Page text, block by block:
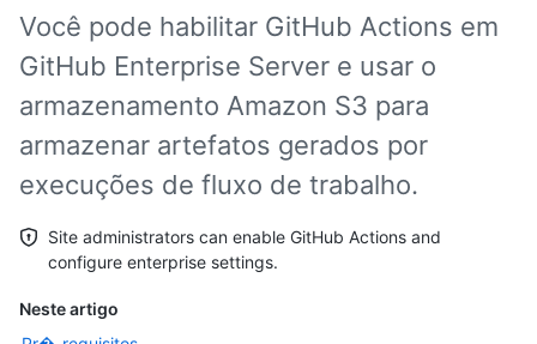
Neste artigo
Você pode habilitar GitHub Actions em
GitHub Enterprise Server e usar o
armazenamento Amazon S3 para
armazenar artefatos gerados por
execuções de fluxo de trabalho.
Site administrators can enable GitHub Actions and
configure enterprise settings.